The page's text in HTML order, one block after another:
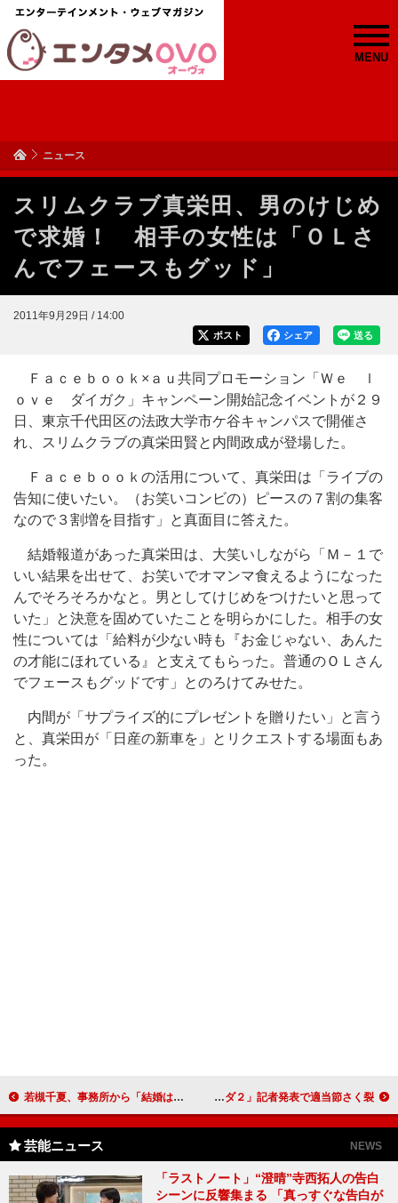
MENU
ニュース
スリムクラブ真栄田、男のけじめ
で求婚！ 相手の女性は「ＯＬさ
んでフェースもグッド」
2011年9月29日 / 14:00
送る
シェア
ポスト
Ｆａｃｅｂｏｏｋ×ａｕ共同プロモーション「Ｗｅ ｌ
ｏｖｅ ダイガク」キャンペーン開始記念イベントが２９
日、東京千代田区の法政大学市ケ谷キャンパスで開催さ
れ、スリムクラブの真栄田賢と内間政成が登場した。
Ｆａｃｅｂｏｏｋの活用について、真栄田は「ライブの
告知に使いたい。（お笑いコンビの）ピースの７割の集客
なので３割増を目指す」と真面目に答えた。
結婚報道があった真栄田は、大笑いしながら「Ｍ－１で
いい結果を出せて、お笑いでオマンマ食えるようになった
んでそろそろかなと。男としてけじめをつけたいと思って
いた」と決意を固めていたことを明らかにした。相手の女
性については「給料が少ない時も『お金じゃない、あんた
の才能にほれている』と支えてもらった。普通のＯＬさん
でフェースもグッドです」とのろけてみせた。
内間が「サプライズ的にプレゼントを贈りたい」と言う
と、真栄田が「日産の新車を」とリクエストする場面もあ
った。
若槻千夏、事務所から「結婚は当分するな」 「ダブルシー」初の路面店が渋谷センター街に 高田純次と岡田圭右、伝説のユニット再結成！ ＤＶＤ「タカダオカダ２」記者発表で適当節さく裂
芸能ニュース NEWS
「ラストノート」“澄晴”寺西拓人の告白
シーンに反響集まる 「真っすぐな告白が